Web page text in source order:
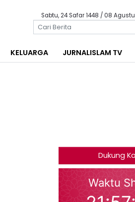
Sabtu, 24 Safar 1448 / 08
KELUARGA JURNALISLAM TV
Dukung